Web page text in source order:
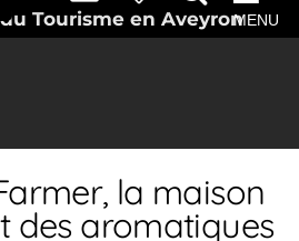
Tourisme en AveyronMENU
la maison
des aromatiques